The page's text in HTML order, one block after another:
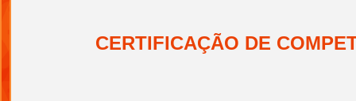
CERTIFICAÇÃO DE